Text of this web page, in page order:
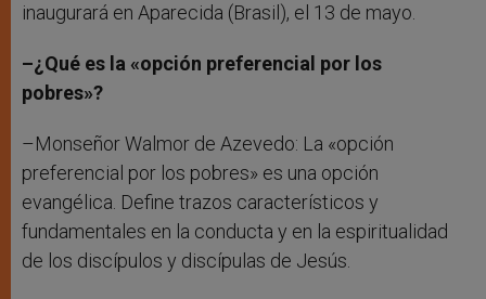
inaugurará en Aparecida (Brasil), el 13 de mayo.
–¿Qué es la «opción preferencial por los
pobres»?
–Monseñor Walmor de Azevedo: La «opción
preferencial por los pobres» es una opción
evangélica. Define trazos característicos y
fundamentales en la conducta y en la espiritualidad
de los discípulos y discípulas de Jesús.